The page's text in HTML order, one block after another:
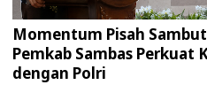
Momentum Pisah
Pemkab Sambas Perkuat
dengan Polri